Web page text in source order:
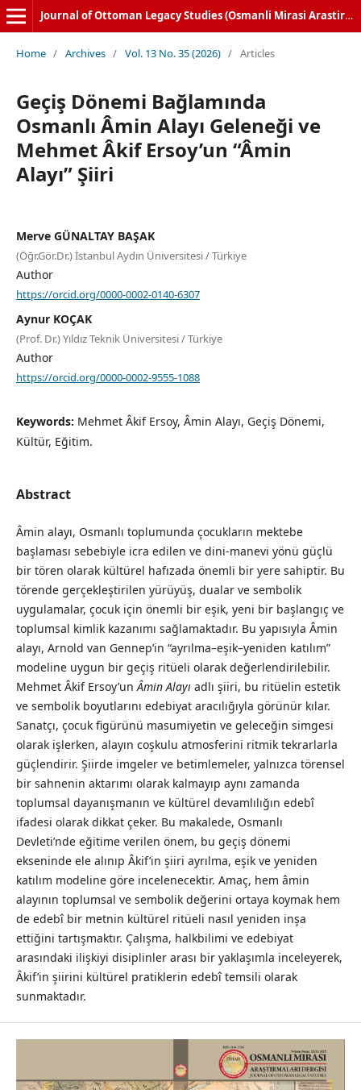
Journal of Ottoman Legacy Studies (Osmanli Mirasi Arastirmalari Dergisi)
Home / Archives / Vol. 13 No. 35 (2026) / Articles
Geçiş Dönemi Bağlamında
Osmanlı Âmin Alayı Geleneği ve
Mehmet Âkif Ersoy’un “Âmin
Alayı” Şiiri
Merve GÜNALTAY BAŞAK
(Öğr.Gör.Dr.) İstanbul Aydın Üniversitesi / Türkiye
Author
https://orcid.org/0000-0002-0140-6307
Aynur KOÇAK
(Prof. Dr.) Yıldız Teknik Üniversitesi / Türkiye
Author
https://orcid.org/0000-0002-9555-1088
Keywords: Mehmet Âkif Ersoy, Âmin Alayı, Geçiş Dönemi,
Kültür, Eğitim.
Abstract
Âmin alayı, Osmanlı toplumunda çocukların mektebe
başlaması sebebiyle icra edilen ve dini-manevi yönü güçlü
bir tören olarak kültürel hafızada önemli bir yere sahiptir. Bu
törende gerçekleştirilen yürüyüş, dualar ve sembolik
uygulamalar, çocuk için önemli bir eşik, yeni bir başlangıç ve
toplumsal kimlik kazanımı sağlamaktadır. Bu yapısıyla Âmin
alayı, Arnold van Gennep’in “ayrılma–eşik–yeniden katılım”
modeline uygun bir geçiş ritüeli olarak değerlendirilebilir.
Mehmet Âkif Ersoy’unÂmin Alayı adlı şiiri, bu ritüelin estetik
ve sembolik boyutlarını edebiyat aracılığıyla görünür kılar.
Sanatçı, çocuk figürünü masumiyetin ve geleceğin simgesi
olarak işlerken, alayın coşkulu atmosferini ritmik tekrarlarla
güçlendirir. Şiirde imgeler ve betimlemeler, yalnızca törensel
bir sahnenin aktarımı olarak kalmayıp aynı zamanda
toplumsal dayanışmanın ve kültürel devamlılığın edebî
ifadesi olarak dikkat çeker. Bu makalede, Osmanlı
Devleti’nde eğitime verilen önem, bu geçiş dönemi
ekseninde ele alınıp Âkif’in şiiri ayrılma, eşik ve yeniden
katılım modeline göre incelenecektir. Amaç, hem âmin
alayının toplumsal ve sembolik değerini ortaya koymak hem
de edebî bir metnin kültürel ritüeli nasıl yeniden inşa
ettiğini tartışmaktır. Çalışma, halkbilimi ve edebiyat
arasındaki ilişkiyi disiplinler arası bir yaklaşımla inceleyerek,
Âkif’in şiirini kültürel pratiklerin edebî temsili olarak
sunmaktadır.